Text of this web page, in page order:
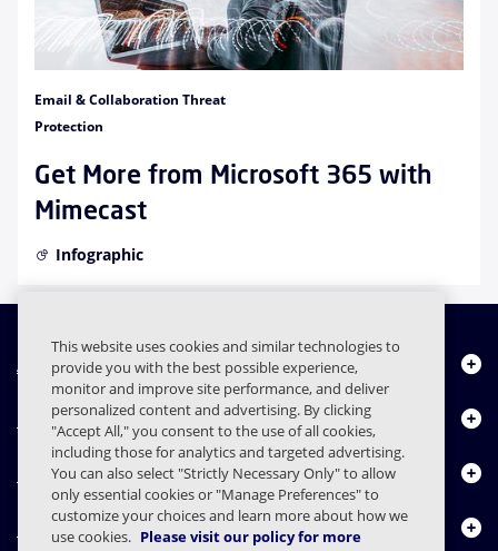
Email & Collaboration Threat
Protection
Get More from Microsoft 365 with
Mimecast
Infographic
À propos de nous
Produits
Centre de ressources
Nous contacter
This website uses cookies and similar technologies to
provide you with the best possible experience,
monitor and improve site performance, and deliver
personalized content and advertising. By clicking
"Accept All," you consent to the use of all cookies,
including those for analytics and targeted advertising.
You can also select "Strictly Necessary Only" to allow
only essential cookies or "Manage Preferences" to
customize your choices and learn more about how we
use cookies. Please visit our policy for more